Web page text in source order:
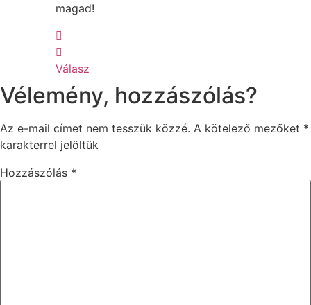
magad!
Válasz
Vélemény, hozzászólás?
Az e-mail címet nem tesszük közzé. A kötelező mezőket *
karakterrel jelöltük
Hozzászólás *